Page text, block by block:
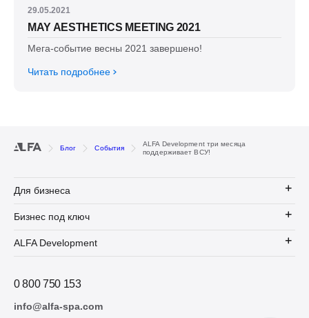
29.05.2021
MAY AESTHETICS MEETING 2021
Мега-событие весны 2021 завершено!
Читать подробнее
Блог События
ALFA Development три месяца
поддерживает ВСУ!
Для бизнеса
Бизнес под ключ
ALFA Development
0 800 750 153
info@alfa-spa.com